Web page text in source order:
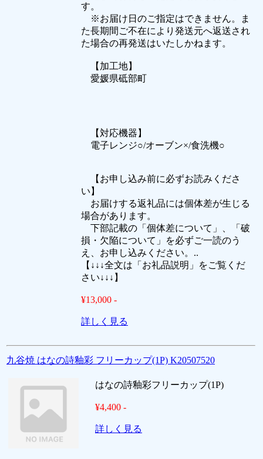
す。
※お届け日のご指定はできません。ま
た長期間ご不在により発送元へ返送され
た場合の再発送はいたしかねます。
【加工地】
愛媛県砥部町
【対応機器】
電子レンジ○/オーブン×/食洗機○
【お申し込み前に必ずお読みくださ
い】
お届けする返礼品には個体差が生じる
場合があります。
下部記載の「個体差について」、「破
損・欠陥について」を必ずご一読のう
え、お申し込みください。..
【↓↓↓全文は「お礼品説明」をご覧くだ
さい↓↓↓】
¥13,000 -
詳しく見る
九谷焼 はなの詩釉彩 フリーカップ(1P) K20507520
はなの詩釉彩フリーカップ(1P)
¥4,400 -
詳しく見る